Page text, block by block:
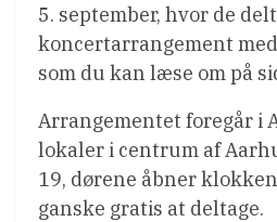
5. september, hvor de
koncertarrangement
som du kan læse om på
Arrangementet foregår i
lokaler i centrum af
19, dørene åbner
ganske gratis at deltage.